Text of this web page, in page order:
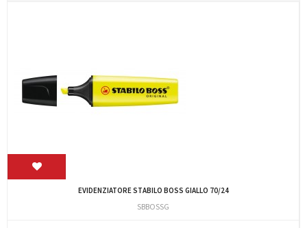
EVIDENZIATORE STABILO BOSS GIALLO 70/24
SBBOSSG